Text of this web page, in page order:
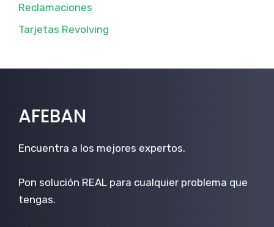
Reclamaciones
Tarjetas Revolving
AFEBAN
Encuentra a los mejores expertos.
Pon solución REAL para cualquier problema que
tengas.